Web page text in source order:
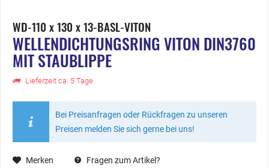
WD-110 x 130 x 13-BASL-VITON
WELLENDICHTUNGSRING VITON DIN3760
MIT STAUBLIPPE
Lieferzeit ca. 5 Tage
Bei Preisanfragen oder Rückfragen zu unseren
Preisen melden Sie sich gerne bei uns!
Merken Fragen zum Artikel?